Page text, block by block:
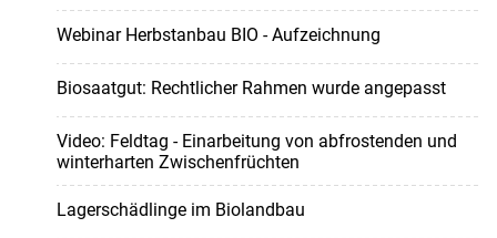
Webinar Herbstanbau BIO - Aufzeichnung
Biosaatgut: Rechtlicher Rahmen wurde angepasst
Video: Feldtag - Einarbeitung von abfrostenden und
winterharten Zwischenfrüchten
Lagerschädlinge im Biolandbau